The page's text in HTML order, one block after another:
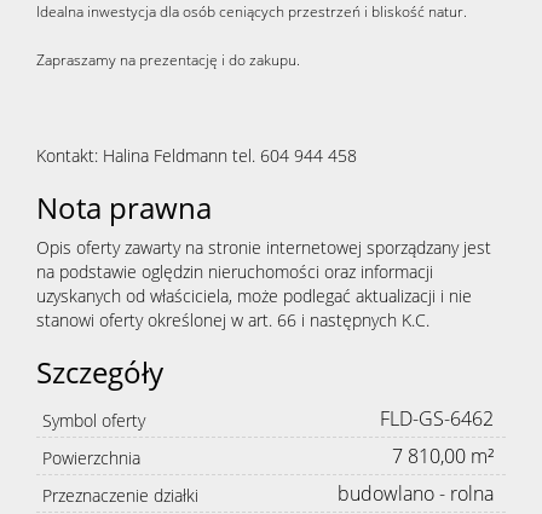
Idealna inwestycja dla osób ceniących przestrzeń i bliskość natur.
Zapraszamy na prezentację i do zakupu.
Kontakt: Halina Feldmann tel. 604 944 458
Nota prawna
Opis oferty zawarty na stronie internetowej sporządzany jest
na podstawie oględzin nieruchomości oraz informacji
uzyskanych od właściciela, może podlegać aktualizacji i nie
stanowi oferty określonej w art. 66 i następnych K.C.
Szczegóły
Symbol oferty FLD-GS-6462
Powierzchnia 7 810,00 m²
Przeznaczenie działki budowlano - rolna